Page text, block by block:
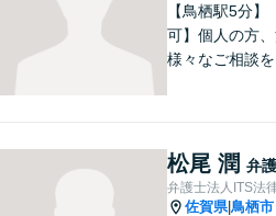
【鳥栖駅5分
可】個人の方
様々なご相談を
案いたします。
残業代請求に
談無料】【土
松尾 潤 弁
弁護士法人ITS法
佐賀県|鳥栖市